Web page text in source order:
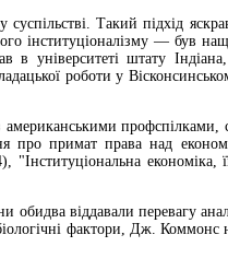
Такий підхід
інституціоналізму — був
університеті штату
роботи у
американськими
про примат права над
економіка,
віддавали перевагу
фактори, Дж. Коммонс